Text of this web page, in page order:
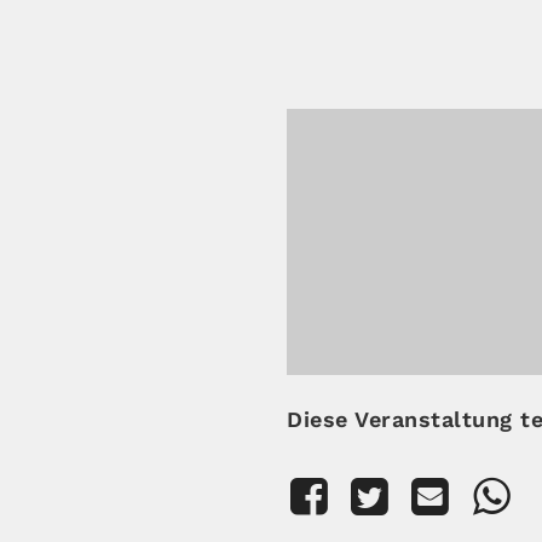
Diese Veranstaltung